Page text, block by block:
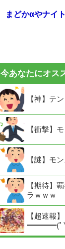
まどかαやナイ
今あなたにオス
【神】テ
【衝撃】
【謎】モ
【期待】
ラｗｗｗ
【超速報
━━━━(ﾟ